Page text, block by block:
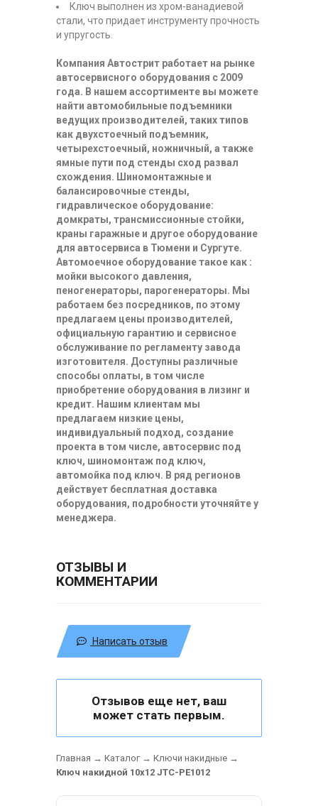
Ключ выполнен из хром-ванадиевой
стали, что придает инструменту прочность
и упругость.
Компания Автострит работает на рынке
автосервисного оборудования с 2009
года. В нашем ассортименте вы можете
найти автомобильные подъемники
ведущих производителей, таких типов
как двухстоечный подъемник,
четырехстоечный, ножничный, а также
ямные пути под стенды сход развал
схождения. Шиномонтажные и
балансировочные стенды,
гидравлическое оборудование:
домкраты, трансмиссионные стойки,
краны гаражные и другое оборудование
для автосервиса в Тюмени и Сургуте.
Автомоечное оборудование такое как :
мойки высокого давления,
пеногенераторы, парогенераторы. Мы
работаем без посредников, по этому
предлагаем цены производителей,
официальную гарантию и сервисное
обслуживание по регламенту завода
изготовителя. Доступны различные
способы оплаты, в том числе
приобретение оборудования в лизинг и
кредит. Нашим клиентам мы
предлагаем низкие цены,
индивидуальный подход, создание
проекта в том числе, автосервис под
ключ, шиномонтаж под ключ,
автомойка под ключ. В ряд регионов
действует бесплатная доставка
оборудования, подробности уточняйте у
менеджера.
ОТЗЫВЫ И
КОММЕНТАРИИ
Написать отзыв
Отзывов еще нет, ваш
может стать первым.
Главная → Каталог→ Ключи накидные →
Ключ накидной 10х12 JTC-PE1012